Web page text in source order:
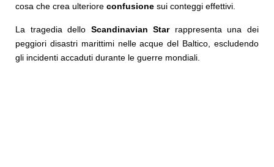
cosa che crea ulteriore confusione sui conteggi effettivi.
La tragedia dello Scandinavian Starrappresenta una dei
peggiori disastri marittimi nelle acque del Baltico, escludendo
gli incidenti accaduti durante le guerre mondiali.